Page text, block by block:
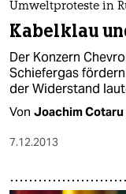
Umweltproteste in
Kabelklau
Der Konzern
Schiefergas
der Widerstand
Von Joachim Cotaru
7.12.2013